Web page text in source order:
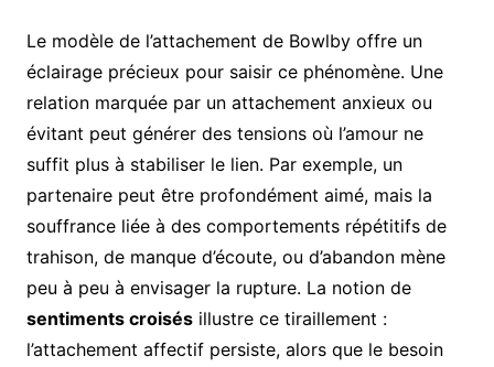
Le modèle de l’attachement de Bowlby offre un
éclairage précieux pour saisir ce phénomène. Une
relation marquée par un attachement anxieux ou
évitant peut générer des tensions où l’amour ne
suffit plus à stabiliser le lien. Par exemple, un
partenaire peut être profondément aimé, mais la
souffrance liée à des comportements répétitifs de
trahison, de manque d’écoute, ou d’abandon mène
peu à peu à envisager la rupture. La notion de
sentiments croisésillustre ce tiraillement :
l’attachement affectif persiste, alors que le besoin